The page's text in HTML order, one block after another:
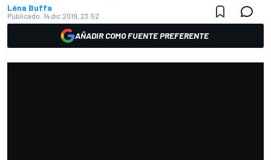
Léna Buffa
Publicado: 14 dic 2019, 23:52
AÑADIR COMO FUENTE PREFERENTE